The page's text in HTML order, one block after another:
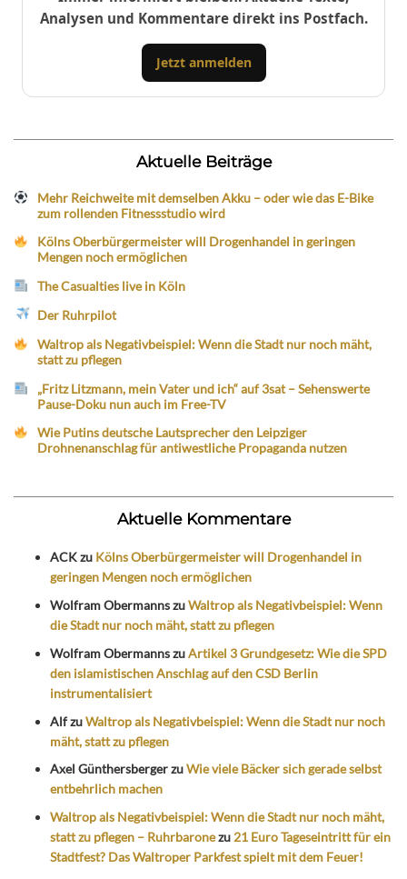
Analysen und Kommentare direkt ins Postfach.
Jetzt anmelden
Aktuelle Beiträge
Mehr Reichweite mit demselben Akku – oder wie das E-Bike
zum rollenden Fitnessstudio wird
Kölns Oberbürgermeister will Drogenhandel in geringen
Mengen noch ermöglichen
The Casualties live in Köln
Der Ruhrpilot
Waltrop als Negativbeispiel: Wenn die Stadt nur noch mäht,
statt zu pflegen
„Fritz Litzmann, mein Vater und ich“ auf 3sat – Sehenswerte
Pause-Doku nun auch im Free-TV
Wie Putins deutsche Lautsprecher den Leipziger
Drohnenanschlag für antiwestliche Propaganda nutzen
Aktuelle Kommentare
ACKzu Kölns Oberbürgermeister will Drogenhandel in
geringen Mengen noch ermöglichen
Wolfram ObermannszuWaltrop als Negativbeispiel: Wenn
die Stadt nur noch mäht, statt zu pflegen
Wolfram ObermannszuArtikel 3 Grundgesetz: Wie die SPD
den islamistischen Anschlag auf den CSD Berlin
instrumentalisiert
AlfzuWaltrop als Negativbeispiel: Wenn die Stadt nur noch
mäht, statt zu pflegen
Axel GünthersbergerzuWie viele Bäcker sich gerade selbst
entbehrlich machen
Waltrop als Negativbeispiel: Wenn die Stadt nur noch mäht,
statt zu pflegen – Ruhrbaronezu 21 Euro Tageseintritt für ein
Stadtfest? Das Waltroper Parkfest spielt mit dem Feuer!